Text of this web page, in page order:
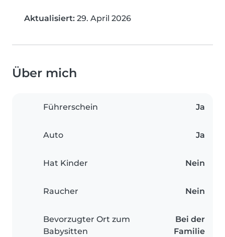
Aktualisiert: 29. April 2026
Über mich
Führerschein Ja
Auto Ja
Hat Kinder Nein
Raucher Nein
Bevorzugter Ort zum
Babysitten
Bei der
Familie